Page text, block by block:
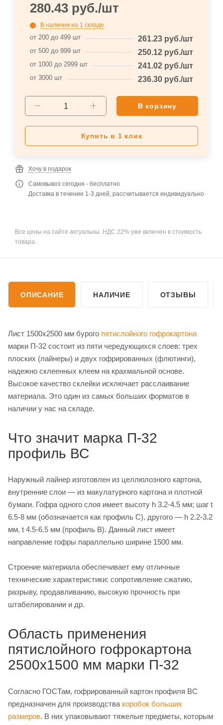
280.43 руб./шт
В наличии на 1 складе
от 200 до 499 шт 261.23 руб./шт
от 500 до 999 шт 250.12 руб./шт
от 1000 до 2999 шт 241.02 руб./шт
от 3000 шт 236.30 руб./шт
В корзину
Купить в 1 клик
Хочу в подарок
Самовывоз сегодня - бесплатно
Доставка в течение 1-3 дней, рассчитывается индивидуально
Все цены на сайте актуальны. НДС 22% уже включен в стоимость
товара.
ОПИСАНИЕ НАЛИЧИЕ ОТЗЫВЫ
Лист 1500х2500 мм бурого пятислойного гофрокартона
марки П-32 состоит из пяти чередующихся слоев: трех
плоских (лайнеры) и двух гофрированных (флютинги),
надежно склеенных клеем на крахмальной основе.
Высокое качество склейки исключает расслаивание
материала. Это один из самых больших форматов в
наличии у нас на складе.
Что значит марка П-32
профиль ВС
Наружный лайнер изготовлен из целлюлозного картона,
внутренние слои — из макулатурного картона и плотной
бумаги. Гофра одного слоя имеет высоту h 3.2-4.5 мм; шаг t
6.5-8 мм (обозначается как профиль С), другого — h 2.2-3.2
мм, t 4.5-6.5 мм (профиль В). Данный лист имеет
направление гофры параллельно ширине 1500 мм.
Строение материала обеспечивает ему отличные
технические характеристики: сопротивление сжатию,
разрыву, продавливанию, высокую прочность при
штабелировании и др.
Область применения
пятислойного гофрокартона
2500х1500 мм марки П-32
Согласно ГОСТам, гофрированный картон профиля ВС
предназначен для производства коробок больших
размеров. В них упаковывают тяжелые предметы, которым